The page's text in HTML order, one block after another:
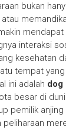
bukan
atau
interaksi
kesehatan
tempat
ini adalah dog
besar di
pemilik
peliharaan